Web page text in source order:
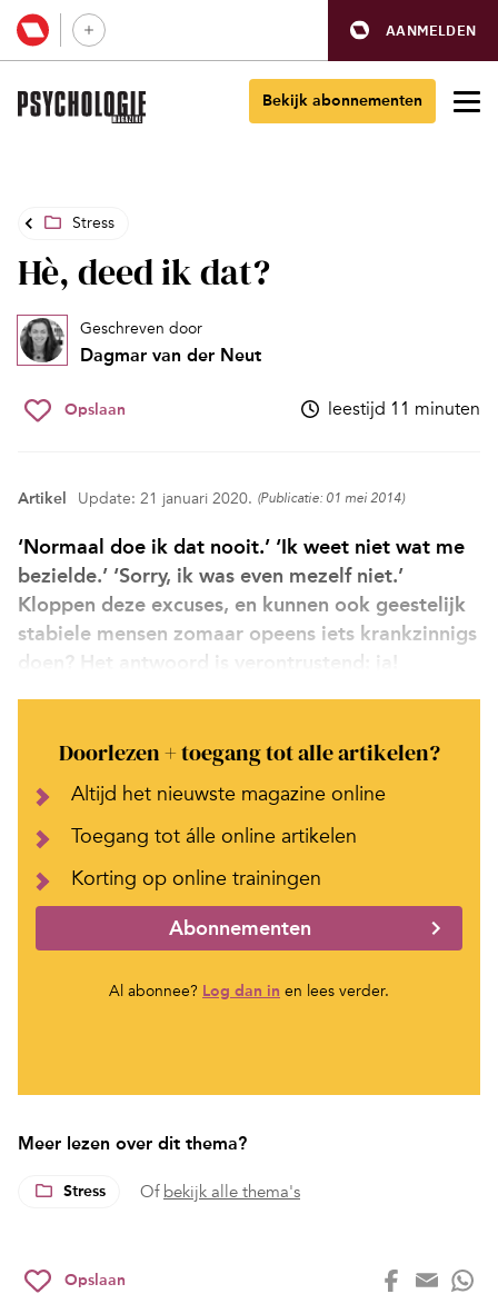
AANMELDEN
Bekijk abonnementen
Stress
Hè, deed ik dat?
Geschreven door
Dagmar van der Neut
Opslaan leestijd 11 minuten
Artikel Update: 21 januari 2020. (Publicatie: 01 mei 2014)
‘Normaal doe ik dat nooit.’ ‘Ik weet niet wat me
bezielde.’ ‘Sorry, ik was even mezelf niet.’
Kloppen deze excuses, en kunnen ook geestelijk
stabiele mensen zomaar opeens iets krankzinnigs
doen? Het antwoord is verontrustend: ja!
Doorlezen + toegang tot alle artikelen?
Altijd het nieuwste magazine online
Toegang tot álle online artikelen
Korting op online trainingen
Abonnementen
Al abonnee? Log dan in en lees verder.
Meer lezen over dit thema?
Stress Of bekijk alle thema's
Opslaan